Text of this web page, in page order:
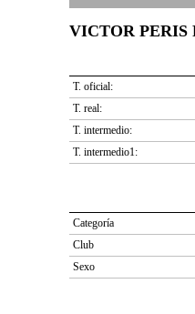
VICTOR PERIS
T. oficial:
T. real:
T. intermedio:
T. intermedio1:
Categoría
Club
Sexo